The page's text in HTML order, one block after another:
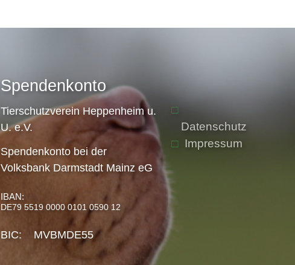
Spendenkonto
Tierschutzverein Heppenheim u.
U. e.V.
Spendenkonto bei der
Volksbank Darmstadt Mainz eG
IBAN:
DE79 5519 0000 0101 0590 12
BIC: MVBMDE55
Datenschutz
Impressum